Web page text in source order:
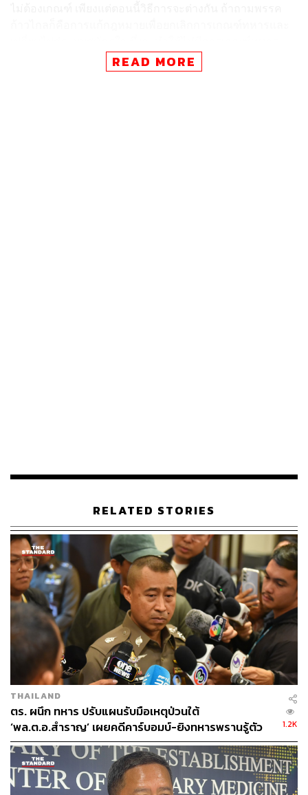
คือกองทัพในทุกวันนี้ที่มีตำแหน่งอัตราเยอะแต่
ค่าใช้จ่ายบุคลากรของกระทรวงกลาโหมของไทยนั้น
สูงมากอย่างน่าเป็นห่วง สูงกว่าสหรัฐฯ จีน หรือหลาย
ประเทศในยุโรปด้วยซ้ำ สะท้อนว่าเราต้องเอาเงินไป
จ่ายเงินเดือนแต่ไม่มีเงินมาทำงานหรือซื้อเครื่องมือเพื่อ
ทำงาน
ดังนั้นอัตราต้องลดลง เมื่ออัตราลดลง ความต้องการพลทหาร
ก็น้อยลง และในทางกลับกันเราก็เหลืองบประมาณมากขึ้นมา
เพิ่มสวัสดิการให้กับพลทหารเพื่อจูงใจได้
เมื่ออัตราลด ทำให้ต้องปรับแนวคิดของภาครัฐในการ
ใช้กำลังทหาร เพื่อป้องกันประเทศเป็นหลัก ไม่ใช่หน้าที่
รักษาความสงบ ช่วยเหลือภัยพิบัติ พัฒนาประเทศ การ
ให้ทหารไปทำหน้าที่ในสิ่งที่ไม่ได้ถูกออกแบบมาคือการ
ดึงกำลังทหารที่จะใช้ปฏิบัติงานชายแดนและป้องกัน
ประเทศไปทำงานที่ทหารไม่ควรต้องทำ
READ MORE
RELATED STORIES
THAILAND
ตร. ผนึก ทหาร ปรับแผนรับมือเหตุป่วนใต้
‘พล.ต.อ.สำราญ’ เผยคดีคาร์บอมบ์-ยิงทหารพรานรู้ตัว
กลุ่มก่อเหตุแล้ว
1.2K